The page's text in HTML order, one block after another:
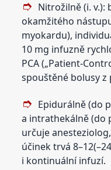
Nitrožilně (i.
okamžitého
myokardu),
10 mg infuzně
PCA („Patient-
spouštěné bolusy z
Epidurálně (do
a intrathekálně (do
určuje
účinek trvá
i kontinuální infuzí.